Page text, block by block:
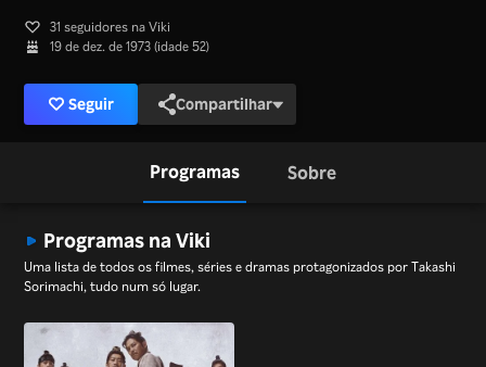
31 seguidores na Viki
19 de dez. de 1973 (idade 52)
Seguir Compartilhar
Programas Sobre
Programas na Viki
Uma lista de todos os filmes, séries e dramas protagonizados por Takashi
Sorimachi, tudo num só lugar.